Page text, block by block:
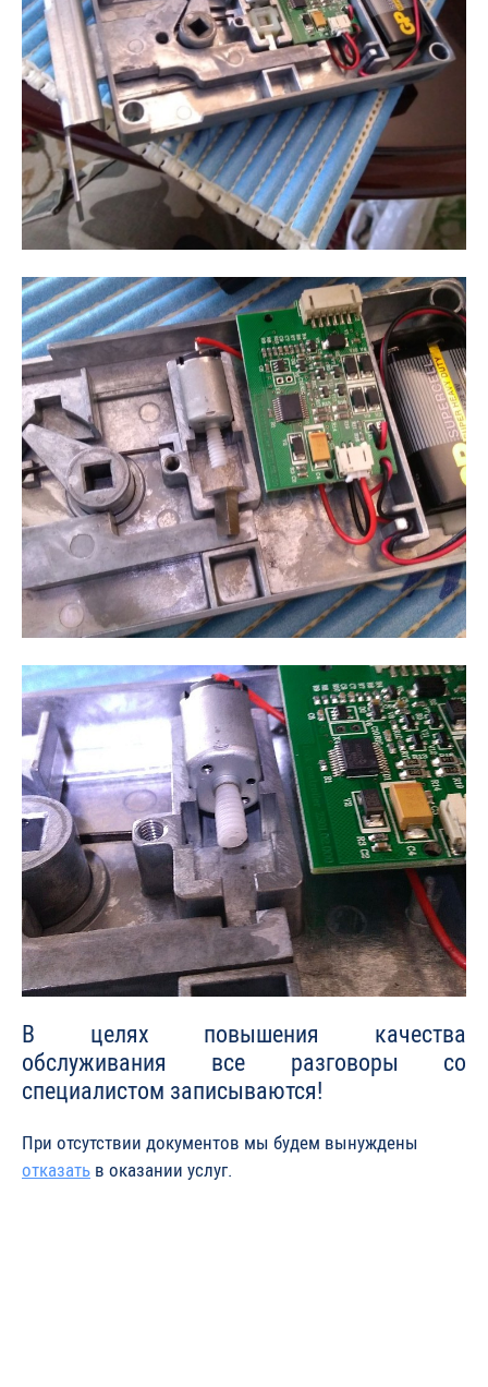
В целях повышения качества
обслуживания все разговоры со
специалистом записываются!
При отсутствии документов мы будем вынуждены
отказать в оказании услуг.